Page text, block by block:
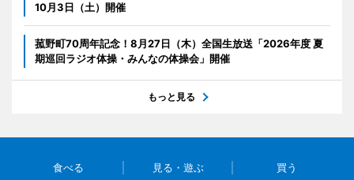
10月3日（土）開催
菰野町70周年記念！8月27日（木）全国生放送「2026年度 夏
期巡回ラジオ体操・みんなの体操会」開催
もっと見る
食べる 見る・遊ぶ 買う